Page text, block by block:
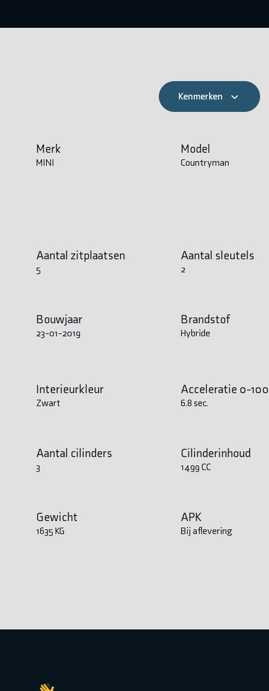
Kenmerken
Merk
MINI
Model
Countryman
Aantal zitplaatsen
5
Aantal sleutels
2
Bouwjaar
23-01-2019
Brandstof
Hybride
Interieurkleur
Zwart
Acceleratie 0-100
6.8 sec.
Aantal cilinders
3
Cilinderinhoud
1499 CC
Gewicht
1635 KG
APK
Bij aflevering